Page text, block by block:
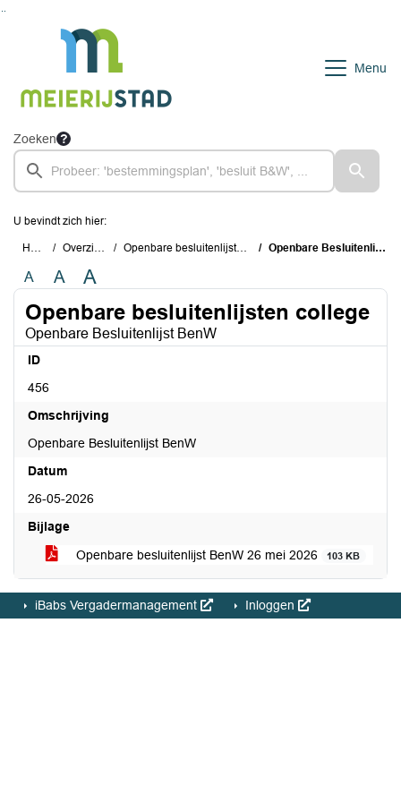
Menu
Zoeken
U bevindt zich hier:
Home Overzichten Openbare besluitenlijsten college Openbare Besluitenlijst BenW
A A A
Openbare besluitenlijsten college
Openbare Besluitenlijst BenW
ID
456
Omschrijving
Openbare Besluitenlijst BenW
Datum
26-05-2026
Bijlage
Openbare besluitenlijst BenW 26 mei 2026
103 KB
iBabs Vergadermanagement Inloggen